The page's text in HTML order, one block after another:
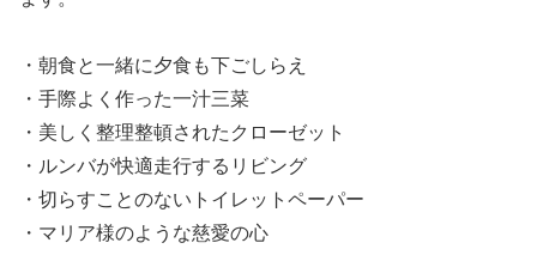
・朝食と一緒に夕食も下ごしらえ
・手際よく作った一汁三菜
・美しく整理整頓されたクローゼット
・ルンバが快適走行するリビング
・切らすことのないトイレットペーパー
・マリア様のような慈愛の心